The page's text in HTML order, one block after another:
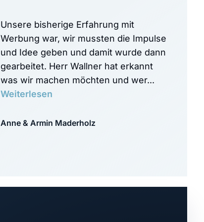
Unsere bisherige Erfahrung mit
Werbung war, wir mussten die Impulse
und Idee geben und damit wurde dann
gearbeitet. Herr Wallner hat erkannt
was wir machen möchten und wer...
Weiterlesen
Anne & Armin Maderholz